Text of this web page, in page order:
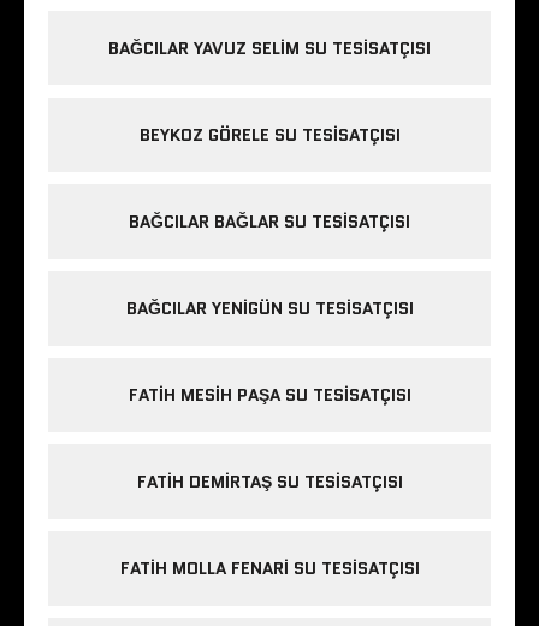
BAĞCILAR YAVUZ SELIM SU TESISATÇISI
BEYKOZ GÖRELE SU TESISATÇISI
BAĞCILAR BAĞLAR SU TESISATÇISI
BAĞCILAR YENIGÜN SU TESISATÇISI
FATIH MESIH PAŞA SU TESISATÇISI
FATIH DEMIRTAŞ SU TESISATÇISI
FATIH MOLLA FENARI SU TESISATÇISI